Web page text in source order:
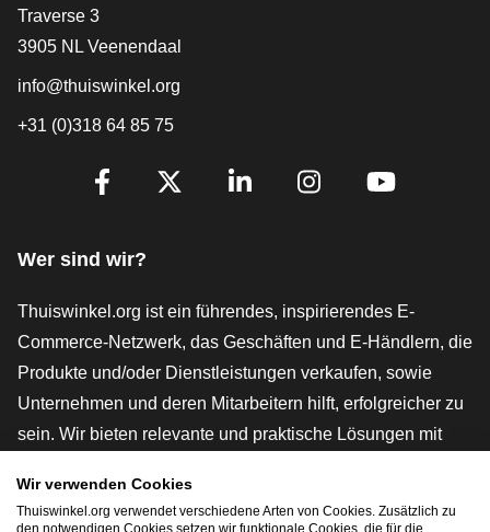
[_General:Contact]
Traverse 3
3905 NL Veenendaal
info@thuiswinkel.org
+31 (0)318 64 85 75
[_General:SocialMediaTitle]
Wer sind wir?
Thuiswinkel.org ist ein führendes, inspirierendes E-
Commerce-Netzwerk, das Geschäften und E-Händlern, die
Produkte und/oder Dienstleistungen verkaufen, sowie
Unternehmen und deren Mitarbeitern hilft, erfolgreicher zu
sein. Wir bieten relevante und praktische Lösungen mit
rechtlichen Instrumenten und Beratung,
Interessenvertretung, Marktforschung und verfügen über
Wir verwenden Cookies
Thuiswinkel.org verwendet verschiedene Arten von Cookies. Zusätzlich zu
den notwendigen Cookies setzen wir funktionale Cookies, die für die